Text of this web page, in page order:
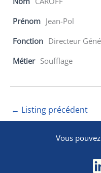
Prénom Jean-Pol
Fonction Directeur
Métier Soufflage
← Listing précédent
Vous